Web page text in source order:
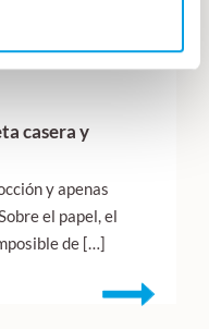
casera y
y apenas
el papel, el
de […]